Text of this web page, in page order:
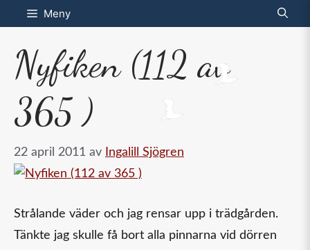
Hoppa
till
innehåll
Meny
Nyfiken (112 av
365 )
22 april 2011 av Ingalill Sjögren
Strålande väder och jag rensar upp i trädgården.
Tänkte jag skulle få bort alla pinnarna vid dörren